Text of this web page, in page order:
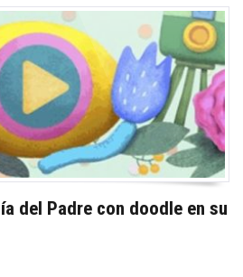
del Padre con doodle en su